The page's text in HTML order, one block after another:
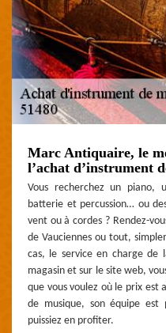
Marc Antiquaire, le
l’achat d’instrument
Vous recherchez un piano,
batterie et percussion… ou
vent ou à cordes ? Rendez-
de Vauciennes ou tout,
cas, le service en charge de
magasin et sur le site web,
que vous voulez où le prix est
de musique, son équipe
puissiez en profiter.